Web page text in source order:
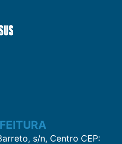
s/n, Centro CEP: